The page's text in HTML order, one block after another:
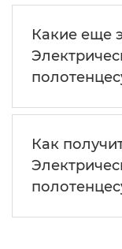
Какие еще
Как